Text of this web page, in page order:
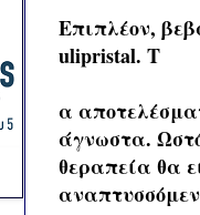
Επιπλέον,
ulipristal. Τ
α
άγνωστα.
θεραπεία θα